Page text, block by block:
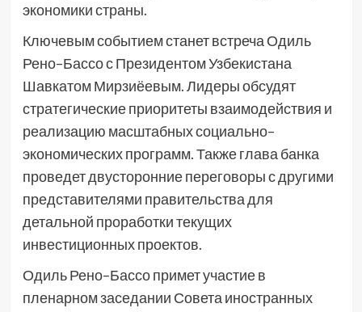
экономики страны.
Ключевым событием станет встреча Одиль
Рено–Бассо с Президентом Узбекистана
Шавкатом Мирзиёевым. Лидеры обсудят
стратегические приоритеты взаимодействия и
реализацию масштабных социально–
экономических программ. Также глава банка
проведет двусторонние переговоры с другими
представителями правительства для
детальной проработки текущих
инвестиционных проектов.
Одиль Рено–Бассо примет участие в
пленарном заседании Совета иностранных